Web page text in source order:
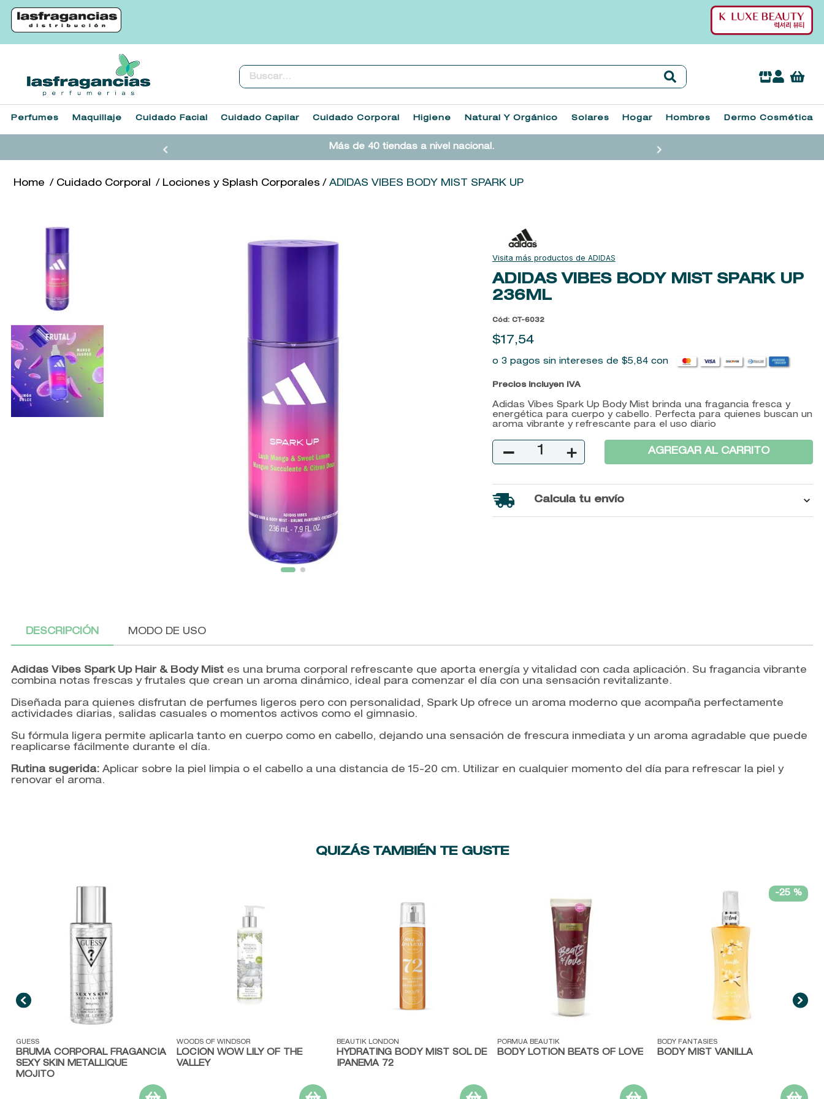
Buscar...
Perfumes Maquillaje Cuidado Facial Cuidado Capilar Cuidado Corporal Higiene Natural Y Orgánico Solares Hogar Hombres Dermo Cosmética
Más de 40 tiendas a nivel nacional.
Cuidado Corporal Lociones y Splash Corporales ADIDAS VIBES BODY MIST SPARK UP
ADIDAS
ADIDAS VIBES BODY MIST SPARK UP
236ML
Cód : CT-6032
$17,54
o 3 pagos sin intereses de $5,84con
Precios incluyen IVA
Adidas Vibes Spark Up Body Mist brinda una fragancia fresca y
energética para cuerpo y cabello. Perfecta para quienes buscan un
aroma vibrante y refrescante para el uso diario
＋
－ AGREGAR AL CARRITO
Calcula tu envío
DESCRIPCIÓN MODO DE USO
Adidas Vibes Spark Up Hair & Body Mist es una bruma corporal refrescante que aporta energía y vitalidad con cada aplicación. Su fragancia vibrante
combina notas frescas y frutales que crean un aroma dinámico, ideal para comenzar el día con una sensación revitalizante.
Diseñada para quienes disfrutan de perfumes ligeros pero con personalidad, Spark Up ofrece un aroma moderno que acompaña perfectamente
actividades diarias, salidas casuales o momentos activos como el gimnasio.
Su fórmula ligera permite aplicarla tanto en cuerpo como en cabello, dejando una sensación de frescura inmediata y un aroma agradable que puede
reaplicarse fácilmente durante el día.
Rutina sugerida: Aplicar sobre la piel limpia o el cabello a una distancia de 15-20 cm. Utilizar en cualquier momento del día para refrescar la piel y
renovar el aroma.
QUIZÁS TAMBIÉN TE GUSTE
Vista rápida
GUESS
BRUMA CORPORAL FRAGANCIA
SEXY SKIN METALLIQUE
MOJITO
Vista rápida
WOODS OF WINDSOR
LOCIÓN WOW LILY OF THE
VALLEY
Vista rápida
BEAUTIK LONDON
HYDRATING BODY MIST SOL DE
IPANEMA 72
Vista rápida
PORMUA BEAUTIK
BODY LOTION BEATS OF LOVE
-25 %
Vista rápida
BODY FANTASIES
BODY MIST VANILLA
1.
heathcote
sol ipanema
3.
cleanance
4.
giftset
7.
kool beauty serum